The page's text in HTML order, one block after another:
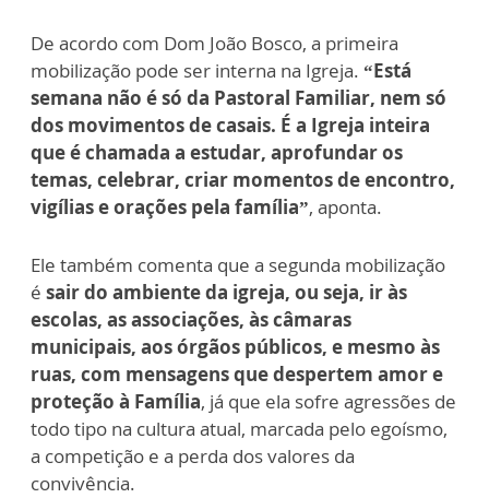
De acordo com Dom João Bosco, a primeira
mobilização pode ser interna na Igreja. “Está
semana não é só da Pastoral Familiar, nem só
dos movimentos de casais. É a Igreja inteira
que é chamada a estudar, aprofundar os
temas, celebrar, criar momentos de encontro,
vigílias e orações pela família”, aponta.
Ele também comenta que a segunda mobilização
é sair do ambiente da igreja, ou seja, ir às
escolas, as associações, às câmaras
municipais, aos órgãos públicos, e mesmo às
ruas, com mensagens que despertem amor e
proteção à Família, já que ela sofre agressões de
todo tipo na cultura atual, marcada pelo egoísmo,
a competição e a perda dos valores da
convivência.